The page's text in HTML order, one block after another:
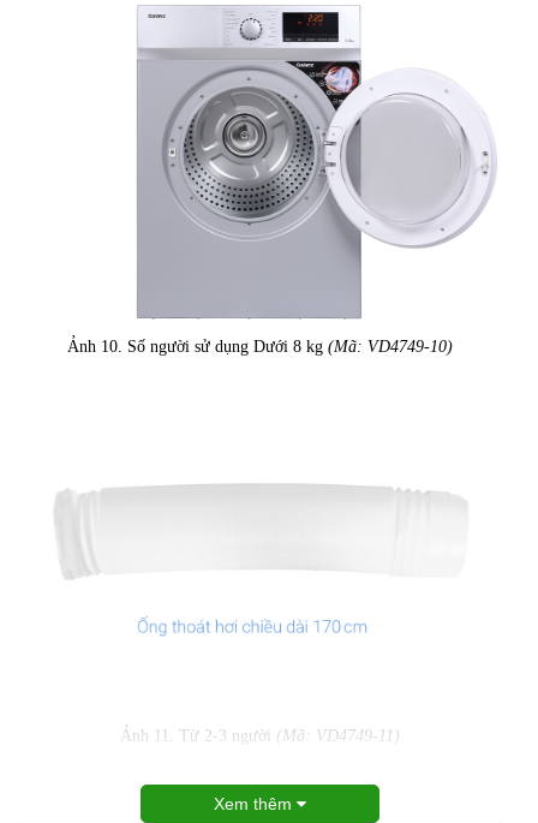
Ảnh 10. Số người sử dụng Dưới 8 kg (Mã: VD4749-10)
Ảnh 11. Từ 2-3 người (Mã: VD4749-11)
Xem thêm